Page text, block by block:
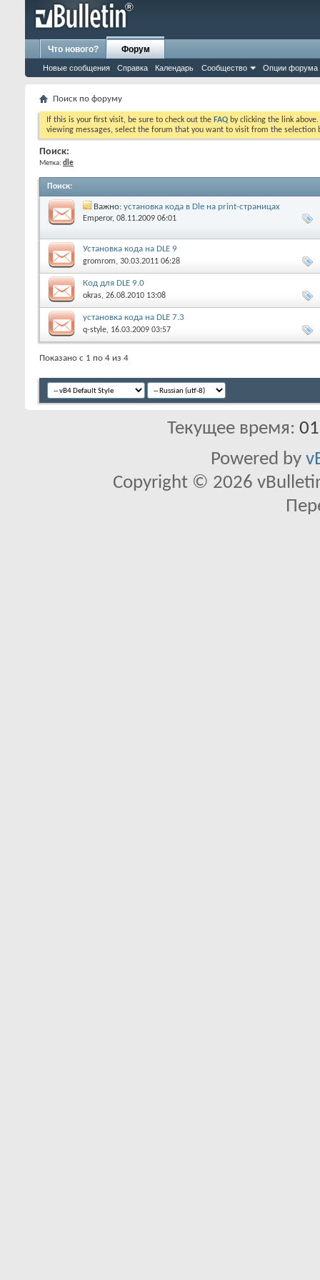
Что нового? Форум
Новые сообщения Справка Календарь Сообщество Опции форума
Поиск по форуму
If this is your first visit, be sure to check out the FAQ by clicking the link
viewing messages, select the forum that you want to visit from the selection
Поиск:
Метка: dle
Поиск:
Важно: установка кода в Dle на print-страницах
Emperor, 08.11.2009 06:01
Установка кода на DLE 9
gromrom, 30.03.2011 06:28
Код для DLE 9.0
okras, 26.08.2010 13:08
установка кода на DLE 7.3
q-style, 16.03.2009 03:57
Показано с 1 по 4 из 4
Текущее время:
Powered by
Copyright © 2026